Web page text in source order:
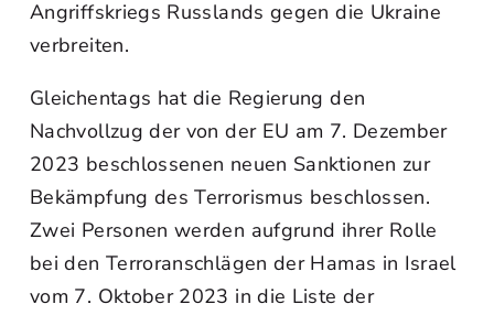
Angriffskriegs Russlands gegen die Ukraine
verbreiten.
Gleichentags hat die Regierung den
Nachvollzug der von der EU am 7. Dezember
2023 beschlossenen neuen Sanktionen zur
Bekämpfung des Terrorismus beschlossen.
Zwei Personen werden aufgrund ihrer Rolle
bei den Terroranschlägen der Hamas in Israel
vom 7. Oktober 2023 in die Liste der